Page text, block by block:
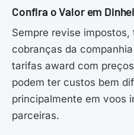
Confira o Valor em
Sempre revise
cobranças da
tarifas award com
podem ter custos bem
principalmente em voos
parceiras.